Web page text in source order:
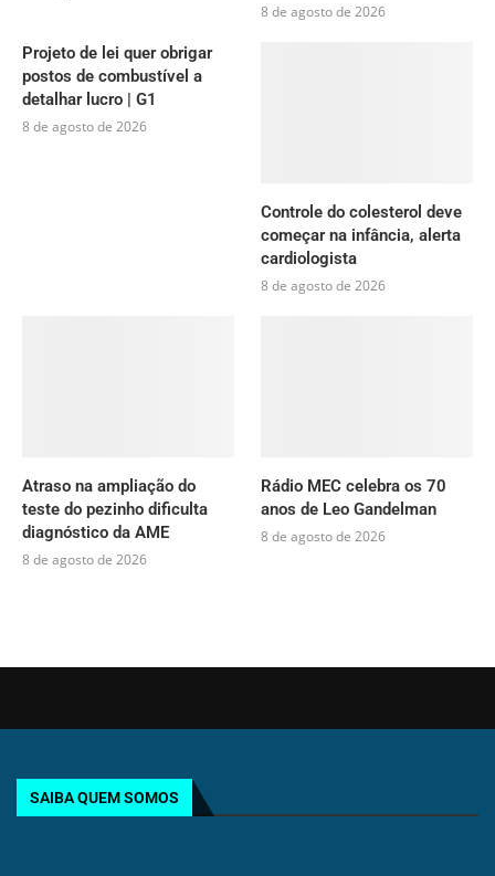
8 de agosto de 2026
Projeto de lei quer obrigar
postos de combustível a
detalhar lucro | G1
8 de agosto de 2026
Controle do colesterol deve
começar na infância, alerta
cardiologista
8 de agosto de 2026
Atraso na ampliação do
teste do pezinho dificulta
diagnóstico da AME
8 de agosto de 2026
Rádio MEC celebra os 70
anos de Leo Gandelman
8 de agosto de 2026
SAIBA QUEM SOMOS